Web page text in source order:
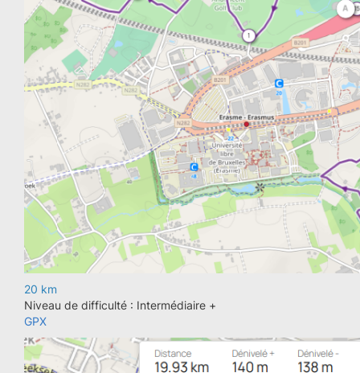
20 km
Niveau de difficulté : Intermédiaire +
GPX